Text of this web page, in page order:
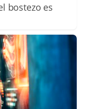
bostezo es